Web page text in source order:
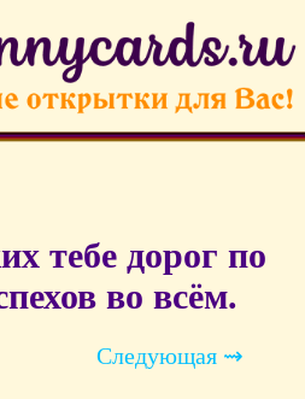
тебе дорог по
во всём.
Следующая ⇝